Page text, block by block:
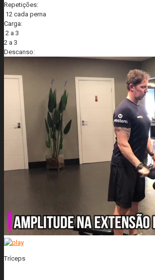
Repetições:
12 cada perna
Carga:
2 a 3
2 a 3
Descanso:
Tríceps